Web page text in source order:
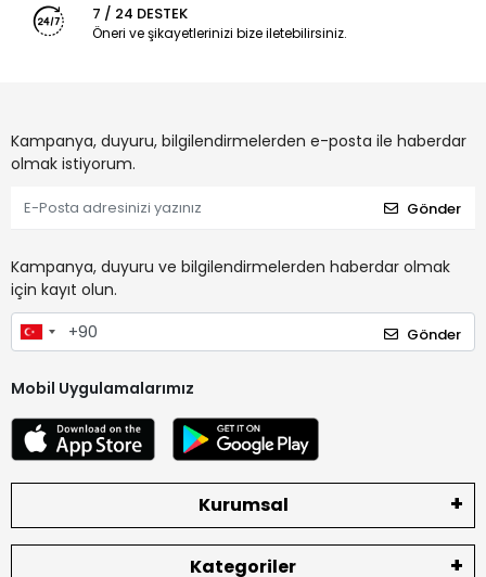
7 / 24 DESTEK
Öneri ve şikayetlerinizi bize iletebilirsiniz.
Kampanya, duyuru, bilgilendirmelerden e-posta ile haberdar
olmak istiyorum.
Gönder
Kampanya, duyuru ve bilgilendirmelerden haberdar olmak
için kayıt olun.
Gönder
Mobil Uygulamalarımız
Kurumsal
Kategoriler